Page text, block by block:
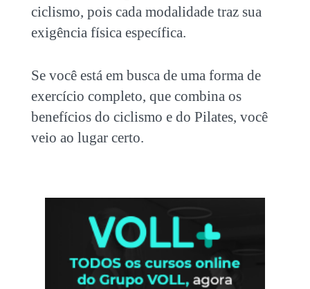
ciclismo, pois cada modalidade traz sua
exigência física específica.
Se você está em busca de uma forma de
exercício completo, que combina os
benefícios do ciclismo e do Pilates, você
veio ao lugar certo.